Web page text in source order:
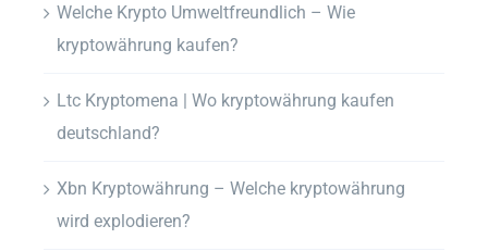
Welche Krypto Umweltfreundlich – Wie
kryptowährung kaufen?
Ltc Kryptomena | Wo kryptowährung kaufen
deutschland?
Xbn Kryptowährung – Welche kryptowährung
wird explodieren?